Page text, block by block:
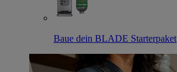
Baue dein BLADE Starterpaket